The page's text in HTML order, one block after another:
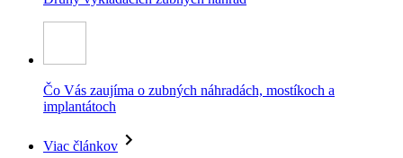
Čo Vás zaujíma o zubných náhradách, mostíkoch a
implantátoch
Viac článkov